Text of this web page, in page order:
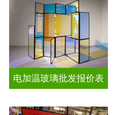
电加温玻璃批发报价表